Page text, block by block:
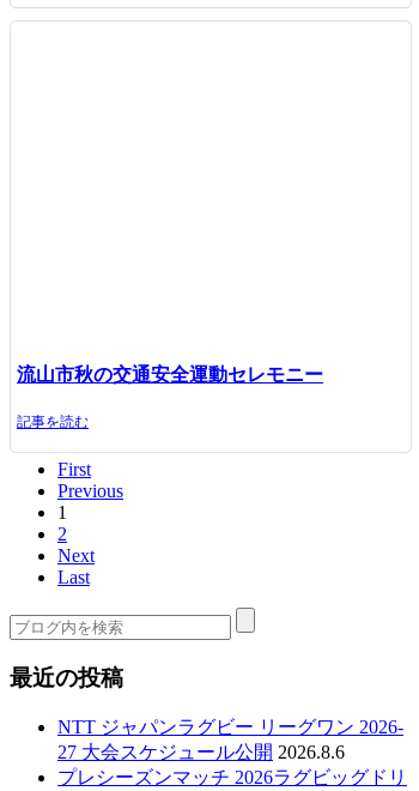
流山市秋の交通安全運動セレモニー
記事を読む
First
Previous
1
2
Next
Last
最近の投稿
NTT ジャパンラグビー リーグワン 2026-
27 大会スケジュール公開 2026.8.6
プレシーズンマッチ 2026ラグビッグドリ